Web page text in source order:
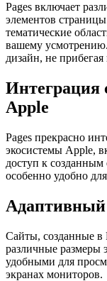
Pages включает
элементов
тематические
вашему
дизайн, не
Интеграция
Apple
Pages прекрасно
экосистемы Apple,
доступ к
особенно удобно
Адаптивный
Сайты, созданные в
различные размеры
удобными для
экранах мониторов.